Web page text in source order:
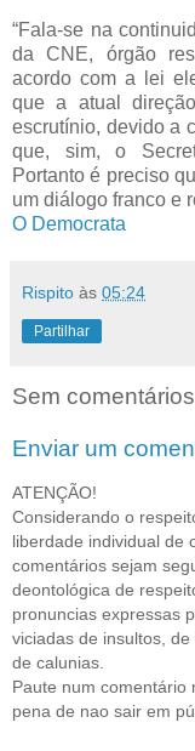
“Fala-se na
da CNE, órgão
acordo com a lei
que a atual
escrutínio, devido a
que, sim, o
Portanto é preciso
um diálogo franco e
O Democrata
Rispito às 05:24
Partilhar
Sem
Enviar um
ATENÇÃO!
Considerando o
liberdade individual de
comentários sejam
deontológica de
pronuncias expressas
viciadas de insultos,
de calunias.
Paute num comentário
pena de nao sair em